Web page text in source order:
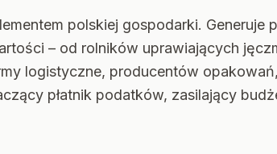
polskiej gospodarki. Generuje
– od rolników uprawiających
logistyczne, producentów
płatnik podatków, zasilający